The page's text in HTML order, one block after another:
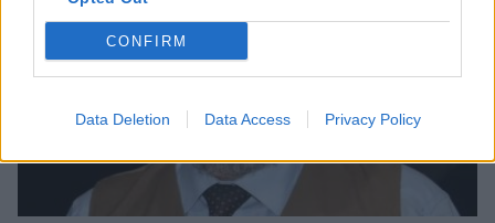
CONFIRM
Data Deletion Data Access Privacy Policy